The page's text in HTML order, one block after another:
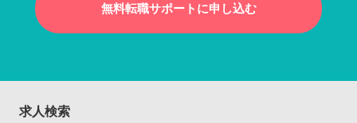
無料転職サポートに申し込む
求人検索